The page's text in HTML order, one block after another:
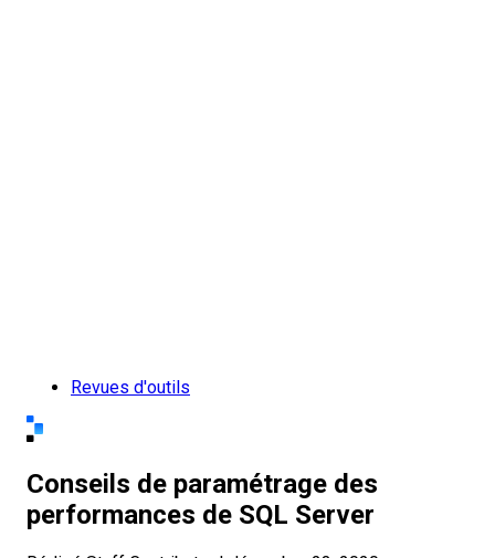
Revues d'outils
Conseils de paramétrage des
performances de SQL Server